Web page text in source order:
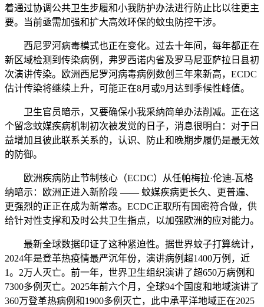
着通过协调公共卫生步履和小我防护办法进行防止比以往更主
要。当前亟需加强和扩大高效环保的蚊虫防控干涉。
西尼罗河病毒模式也正在变化。过去十年间，每年都正在
新区域检测到传染病例，弗罗西诺内省及罗马尼亚萨拉日县初
次演讲传染。欧洲西尼罗河病毒病例数创三年来新高，ECDC
估计传染将继续上升，可能正在8月或9月达到季候性峰值。
卫生官员暗示，又要确保小我采纳简单办法削减。正在这
个留念蚊媒疾病机制初次被发觉的日子，消息很明白：对于日
益增加且彼此联系关系的，认识、防止和晚期步履仍是最无效
的防御。
欧洲疾病防止节制核心（ECDC）从任帕梅拉·伦迪-瓦格
纳暗示：欧洲正进入新阶段 —— 蚊媒疾病更长久、更普遍、
更强烈的正正在成为新常态。ECDC正取所有国密符合做，供
给针对性支撑和及时公共卫生指点，以加强欧洲的应对能力。
最新全球数据印证了这种紧迫性。据世界蚊子打算统计，
2024年是登革热疫情最严沉年份，演讲病例超1400万例，近
1。2万人灭亡。前一年，世界卫生组织演讲了超650万病例和
7300多例灭亡。2025年前六个月，全球94个国度和地域演讲了
360万登革热病例和1900多例灭亡，此中承平洋地域正在2025